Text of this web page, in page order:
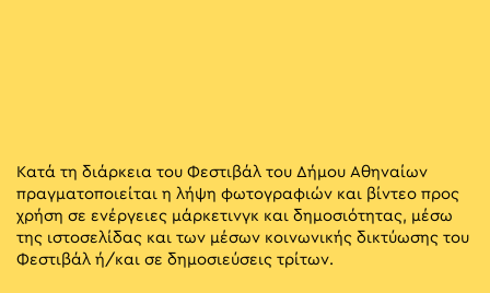
Κατά τη διάρκεια του Φεστιβάλ του Δήμου Αθηναίων
πραγματοποιείται η λήψη φωτογραφιών και βίντεο προς
χρήση σε ενέργειες μάρκετινγκ και δημοσιότητας, μέσω
της ιστοσελίδας και των μέσων κοινωνικής δικτύωσης του
Φεστιβάλ ή/και σε δημοσιεύσεις τρίτων.